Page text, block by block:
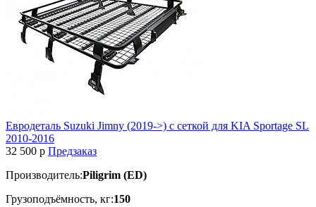
Евродеталь Suzuki Jimny (2019->) с сеткой для KIA Sportage SL
2010-2016
32 500 p Предзаказ
Производитель:Piligrim (ED)
Грузоподъёмность, кг:150